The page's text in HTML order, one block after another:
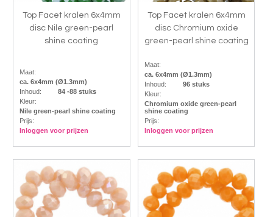
Top Facet kralen 6x4mm
disc Nile green-pearl
shine coating
Maat:
ca. 6x4mm (Ø1.3mm)
Inhoud:
84 -88 stuks
Kleur:
Nile green-pearl shine coating
Prijs:
Inloggen voor prijzen
Top Facet kralen 6x4mm
disc Chromium oxide
green-pearl shine coating
Maat:
ca. 6x4mm (Ø1.3mm)
Inhoud:
96 stuks
Kleur:
Chromium oxide green-pearl
shine coating
Prijs:
Inloggen voor prijzen